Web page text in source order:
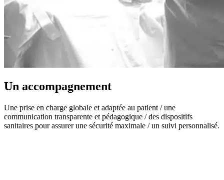
Un accompagnement
Une prise en charge globale et adaptée au patient / une
communication transparente et pédagogique / des dispositifs
sanitaires pour assurer une sécurité maximale / un suivi personnalisé.